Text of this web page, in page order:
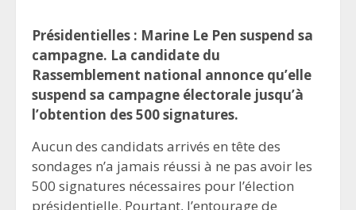
Présidentielles : Marine Le Pen suspend sa
campagne. La candidate du
Rassemblement national annonce qu’elle
suspend sa campagne électorale jusqu’à
l’obtention des 500 signatures.
Aucun des candidats arrivés en tête des
sondages n’a jamais réussi à ne pas avoir les
500 signatures nécessaires pour l’élection
présidentielle. Pourtant, l’entourage de